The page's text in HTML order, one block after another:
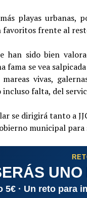
playas
favoritos frente al
han sido bien
fama se vea
vivas,
incluso falta, del
se dirigirá tanto a
municipal
5€ · Un reto para